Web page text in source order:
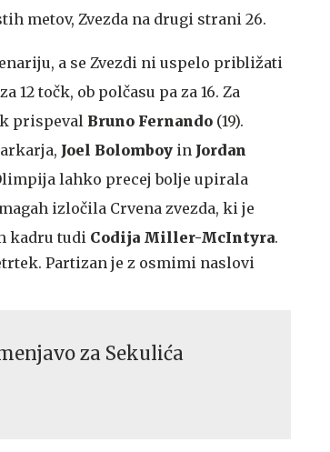
metov, Zvezda na drugi strani 26.
a se Zvezdi ni uspelo približati
12 točk, ob polčasu pa za 16. Za
prispeval Bruno Fernando (19).
Joel Bolomboy in Jordan
lahko precej bolje upirala
izločila Crvena zvezda, ki je
kadru tudi Codija Miller-McIntyra.
Partizan je z osmimi naslovi
za Sekulića